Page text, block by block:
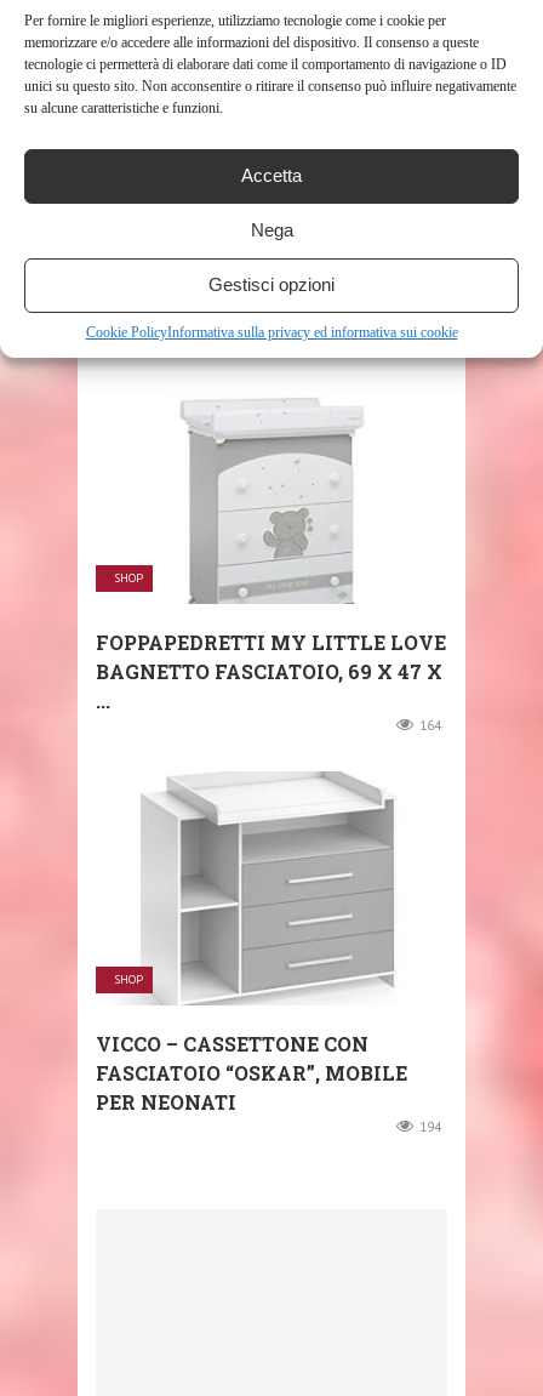
Per fornire le migliori esperienze, utilizziamo tecnologie come i cookie per
memorizzare e/o accedere alle informazioni del dispositivo. Il consenso a queste
tecnologie ci permetterà di elaborare dati come il comportamento di navigazione o ID
unici su questo sito. Non acconsentire o ritirare il consenso può influire negativamente
su alcune caratteristiche e funzioni.
Accetta
Nega
Gestisci opzioni
Cookie PolicyInformativa sulla privacy ed informativa sui cookie
SHOP
FASCIATOIO PORTATILE
PIEGHEVOLE E IMPERMEABILE
SHOP
FOPPAPEDRETTI MY LITTLE LOVE
BAGNETTO FASCIATOIO, ‎69 X 47 X
...
164
SHOP
VICCO – CASSETTONE CON
FASCIATOIO “OSKAR”, MOBILE
PER NEONATI
194